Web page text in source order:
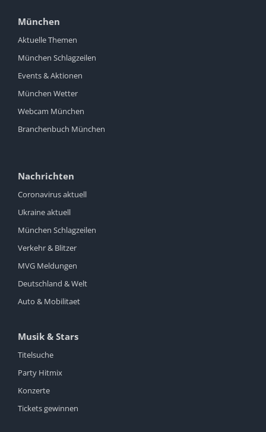
München
Aktuelle Themen
München Schlagzeilen
Events & Aktionen
München Wetter
Webcam München
Branchenbuch München
Nachrichten
Coronavirus aktuell
Ukraine aktuell
München Schlagzeilen
Verkehr & Blitzer
MVG Meldungen
Deutschland & Welt
Auto & Mobilitaet
Musik & Stars
Titelsuche
Party Hitmix
Konzerte
Tickets gewinnen